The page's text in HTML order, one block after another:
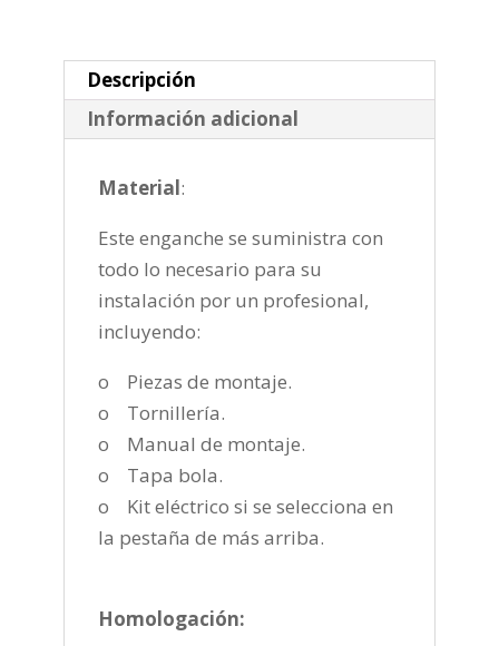
2015
cantidad
Descripción
Información adicional
Material:
Este enganche se suministra con
todo lo necesario para su
instalación por un profesional,
incluyendo:
o Piezas de montaje.
o Tornillería.
o Manual de montaje.
o Tapa bola.
o Kit eléctrico si se selecciona en
la pestaña de más arriba.
Homologación: